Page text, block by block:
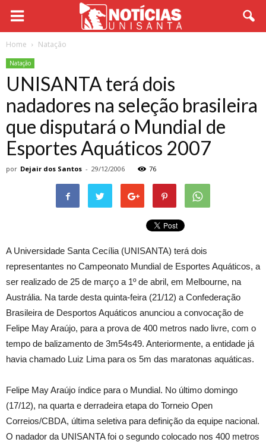
Home Natação
Natação
UNISANTA terá dois
nadadores na seleção brasileira
que disputará o Mundial de
Esportes Aquáticos 2007
por Dejair dos Santos - 29/12/2006 76
A Universidade Santa Cecília (UNISANTA) terá dois
representantes no Campeonato Mundial de Esportes Aquáticos, a
ser realizado de 25 de março a 1º de abril, em Melbourne, na
Austrália. Na tarde desta quinta-feira (21/12) a Confederação
Brasileira de Desportos Aquáticos anunciou a convocação de
Felipe May Araújo, para a prova de 400 metros nado livre, com o
tempo de balizamento de 3m54s49. Anteriormente, a entidade já
havia chamado Luiz Lima para os 5m das maratonas aquáticas.
Felipe May Araújo índice para o Mundial. No último domingo
(17/12), na quarta e derradeira etapa do Torneio Open
Correios/CBDA, última seletiva para definição da equipe nacional.
O nadador da UNISANTA foi o segundo colocado nos 400 metros